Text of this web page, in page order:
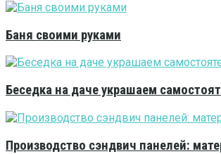
Баня своими руками
Беседка на даче украшаем
Производство сэндвич панелей: